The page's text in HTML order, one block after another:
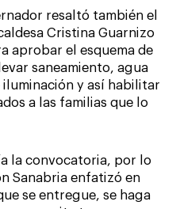
resaltó también el
Cristina Guarnizo
aprobar el esquema de
saneamiento, agua
y así habilitar
a las familias que lo
la convocatoria, por lo
Sanabria enfatizó en
se entregue, se haga